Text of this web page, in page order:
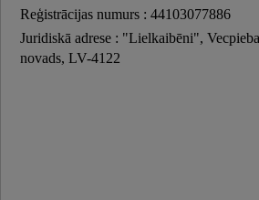
Reģistrācijas numurs : 44103077886
Juridiskā adrese : "Lielkaibēni",
novads, LV-4122